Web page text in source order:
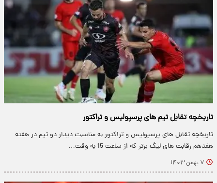
تاریخچه تقابل تیم های پرسپولیس و تراکتور
تاریخچه تقابل های پرسپولیس و تراکتور به مناسبت دیدار دو تیم در هفته
هفدهم رقابت های لیگ برتر که از ساعت 15 به وقت…
۷ بهمن ۱۴۰۳